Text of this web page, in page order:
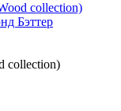
collection)